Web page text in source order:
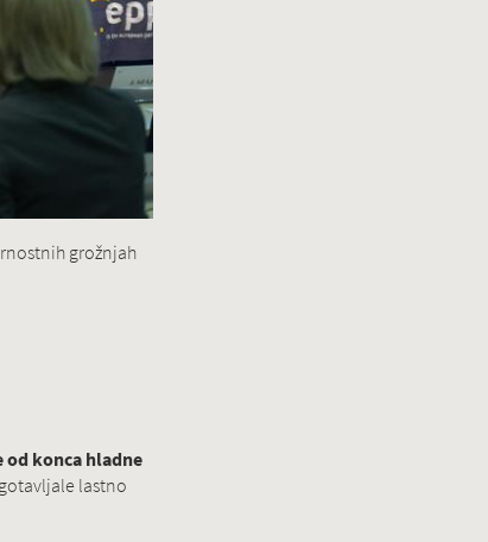
grožnjah
od konca hladne
lastno